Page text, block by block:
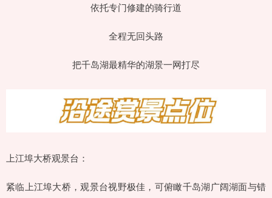
依托专门修建的骑行道
全程无回头路
把千岛湖最精华的湖景一网打尽
上江埠大桥观景台：
紧临上江埠大桥，观景台视野极佳，可俯瞰千岛湖广阔湖面与错